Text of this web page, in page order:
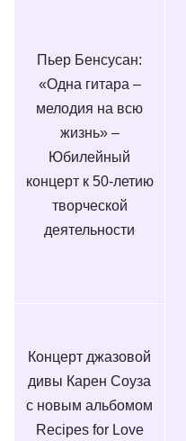
Пьер Бенсусан:
«Одна гитара –
мелодия на всю
жизнь» –
Юбилейный
концерт к 50-летию
творческой
деятельности
Концерт джазовой
дивы Карен Соуза
с новым альбомом
Recipes for Love